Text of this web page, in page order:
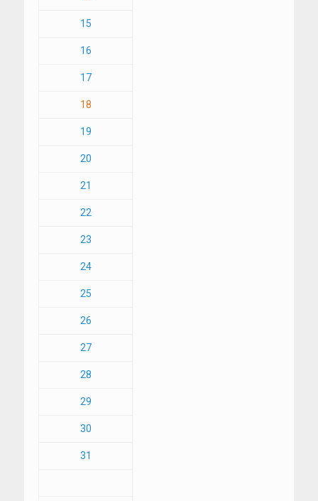
15
16
17
18
19
20
21
22
23
24
25
26
27
28
29
30
31